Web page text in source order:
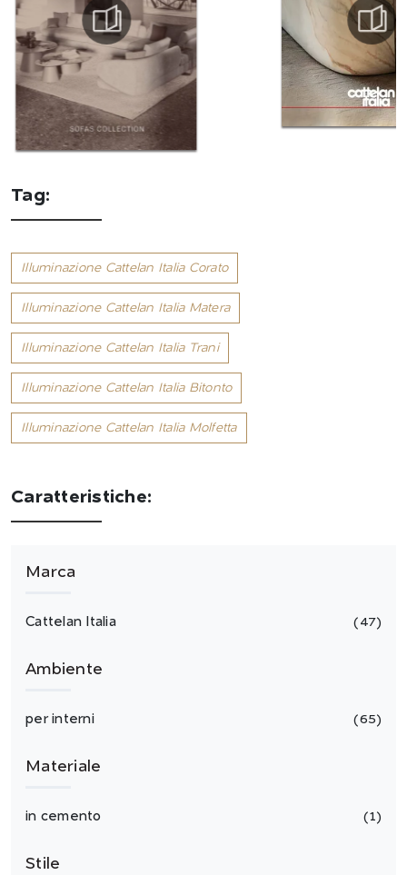
Tag:
Illuminazione Cattelan Italia Corato
Illuminazione Cattelan Italia Matera
Illuminazione Cattelan Italia Trani
Illuminazione Cattelan Italia Bitonto
Illuminazione Cattelan Italia Molfetta
Caratteristiche:
Marca
Cattelan Italia 47
Ambiente
per interni 65
Materiale
in cemento 1
Stile